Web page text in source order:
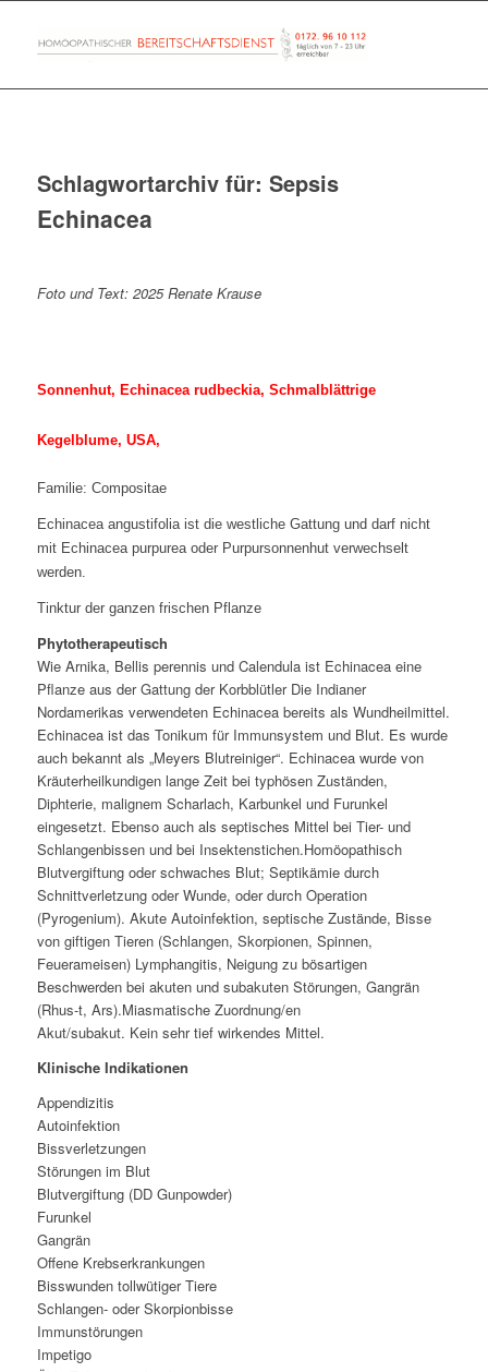
Schlagwortarchiv für: Sepsis
Echinacea
Foto und Text: 2025 Renate Krause
Sonnenhut, Echinacea rudbeckia, Schmalblättrige
Kegelblume, USA,
Familie: Compositae
Echinacea angustifolia ist die westliche Gattung und darf nicht
mit Echinacea purpurea oder Purpursonnenhut verwechselt
werden.
Tinktur der ganzen frischen Pflanze
Phytotherapeutisch
Wie Arnika, Bellis perennis und Calendula ist Echinacea eine
Pflanze aus der Gattung der Korbblütler Die Indianer
Nordamerikas verwendeten Echinacea bereits als Wundheilmittel.
Echinacea ist das Tonikum für Immunsystem und Blut. Es wurde
auch bekannt als „Meyers Blutreiniger“. Echinacea wurde von
Kräuterheilkundigen lange Zeit bei typhösen Zuständen,
Diphterie, malignem Scharlach, Karbunkel und Furunkel
eingesetzt. Ebenso auch als septisches Mittel bei Tier- und
Schlangenbissen und bei Insektenstichen.Homöopathisch
Blutvergiftung oder schwaches Blut; Septikämie durch
Schnittverletzung oder Wunde, oder durch Operation
(Pyrogenium). Akute Autoinfektion, septische Zustände, Bisse
von giftigen Tieren (Schlangen, Skorpionen, Spinnen,
Feuerameisen) Lymphangitis, Neigung zu bösartigen
Beschwerden bei akuten und subakuten Störungen, Gangrän
(Rhus-t, Ars).Miasmatische Zuordnung/en
Akut/subakut. Kein sehr tief wirkendes Mittel.
Klinische Indikationen
Appendizitis
Autoinfektion
Bissverletzungen
Störungen im Blut
Blutvergiftung (DD Gunpowder)
Furunkel
Gangrän
Offene Krebserkrankungen
Bisswunden tollwütiger Tiere
Schlangen- oder Skorpionbisse
Immunstörungen
Impetigo